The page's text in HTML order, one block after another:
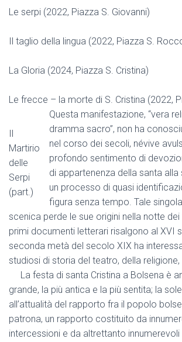
Le serpi (2022, Piazza S. Giovanni)
Il taglio della lingua (2022, Piazza S.
La Gloria (2024, Piazza S. Cristina)
Le frecce – la morte di S. Cristina (2022,
Il
Martirio
delle
Serpi
(part.)
Questa manifestazione, “vera
dramma sacro”, non ha
nel corso dei secoli, névive
profondo sentimento di
di appartenenza della santa alla
un processo di quasi
figura senza tempo. Tale
scenica perde le sue origini nella notte
primi documenti letterari risalgono al XVI
seconda metà del secolo XIX ha
studiosi di storia del teatro, della
La festa di santa Cristina a Bolsena è
grande, la più antica e la più sentita; la
all’attualità del rapporto fra il popolo
patrona, un rapporto costituito da
intercessioni e da altrettanto